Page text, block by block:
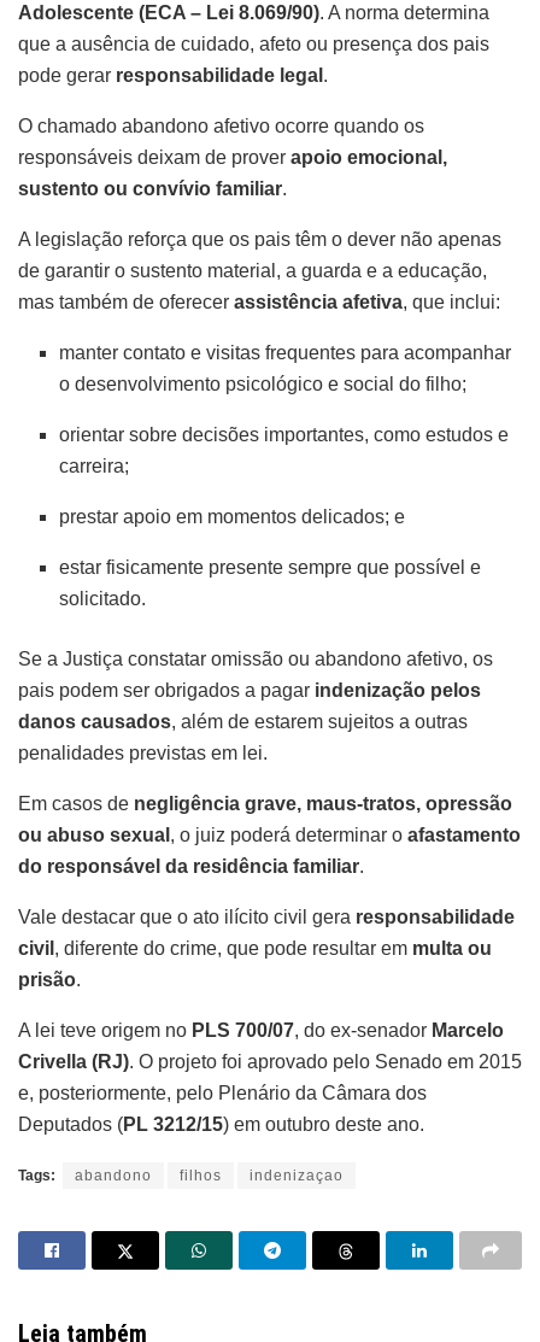
Adolescente (ECA – Lei 8.069/90). A norma determina
que a ausência de cuidado, afeto ou presença dos pais
pode gerar responsabilidade legal .
O chamado abandono afetivo ocorre quando os
responsáveis deixam de prover apoio emocional,
sustento ou convívio familiar.
A legislação reforça que os pais têm o dever não apenas
de garantir o sustento material, a guarda e a educação,
mas também de oferecer assistência afetiva, que inclui:
manter contato e visitas frequentes para acompanhar
o desenvolvimento psicológico e social do filho;
orientar sobre decisões importantes, como estudos e
carreira;
prestar apoio em momentos delicados; e
estar fisicamente presente sempre que possível e
solicitado.
Se a Justiça constatar omissão ou abandono afetivo, os
pais podem ser obrigados a pagar indenização pelos
danos causados, além de estarem sujeitos a outras
penalidades previstas em lei.
Em casos de negligência grave, maus-tratos, opressão
ou abuso sexual , o juiz poderá determinar o afastamento
do responsável da residência familiar.
Vale destacar que o ato ilícito civil gera responsabilidade
civil , diferente do crime, que pode resultar em multa ou
prisão.
A lei teve origem no PLS 700/07, do ex-senador Marcelo
Crivella (RJ). O projeto foi aprovado pelo Senado em 2015
e, posteriormente, pelo Plenário da Câmara dos
Deputados (PL 3212/15) em outubro deste ano.
Tags: abandono filhos indenizaçao
Leia também